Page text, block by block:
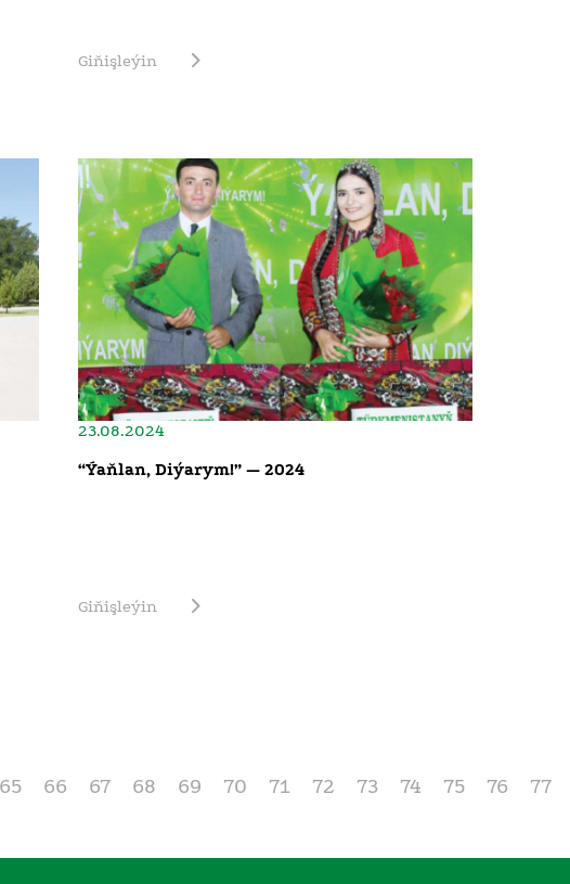
Giňişleýin
23.08.2024
“Ýaňlan, Diýarym!” — 2024
Giňişleýin
65 66 67 68 69 70 71 72 73 74 75 76 77